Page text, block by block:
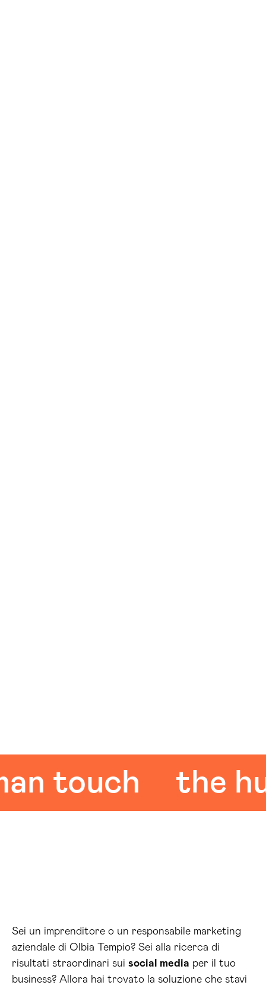
the
Sei un imprenditore o un responsabile marketing
aziendale di Olbia Tempio? Sei alla ricerca di
risultati straordinari sui social media per il tuo
business? Allora hai trovato la soluzione che stavi